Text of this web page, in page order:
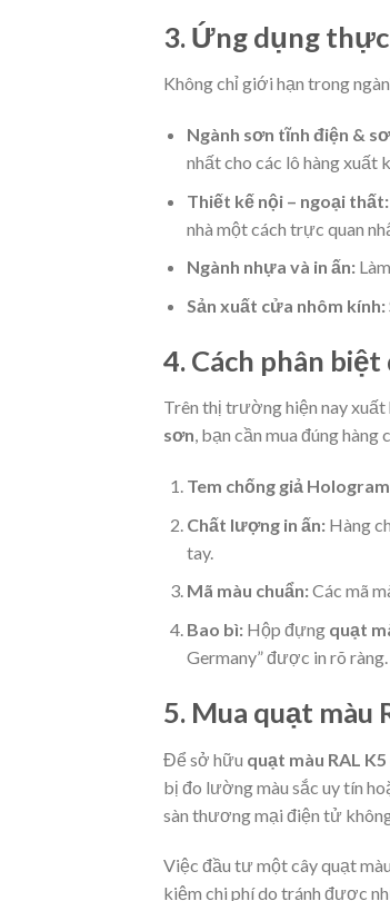
3. Ứng dụng
Không chỉ giới hạn trong
Ngành sơn tĩnh điện &
nhất cho các lô hàng xuất
Thiết kế nội – ngoại thất:
nhà một cách trực quan
Ngành nhựa và in ấn:
Sản xuất cửa nhôm kính:
4. Cách phân
Trên thị trường hiện nay xuất
sơn, bạn cần mua đúng
Tem chống giả
Chất lượng in ấn:Hàng
tay.
Mã màu chuẩn:Các mã
Bao bì:Hộp đựng quạt
Germany” được in rõ ràng.
5. Mua quạt màu
Để sở hữu quạt màu RAL K5
bị đo lường màu sắc uy tín
sàn thương mại điện tử
Việc đầu tư một cây quạt
kiệm chi phí do tránh được